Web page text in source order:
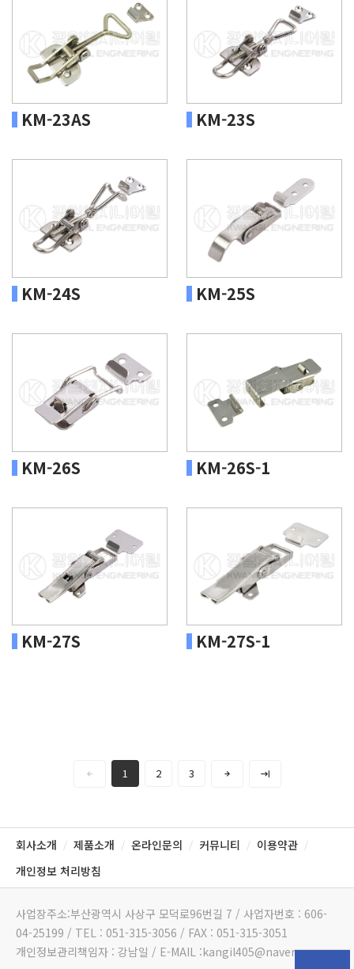
KM-23AS KM-23S
KM-24S KM-25S
KM-26S KM-26S-1
KM-27S KM-27S-1
1 2 3
회사소개 / 제품소개 / 온라인문의 / 커뮤니티 / 이용약관 /
개인정보 처리방침
사업장주소:부산광역시 사상구 모덕로96번길 7 / 사업자번호 : 606-
04-25199 / TEL : 051-315-3056 / FAX : 051-315-3051
개인정보관리책임자 : 강남일 / E-MAIL :kangil405@naver.com